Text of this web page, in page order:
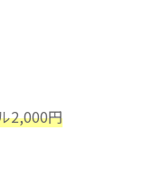
2,000円